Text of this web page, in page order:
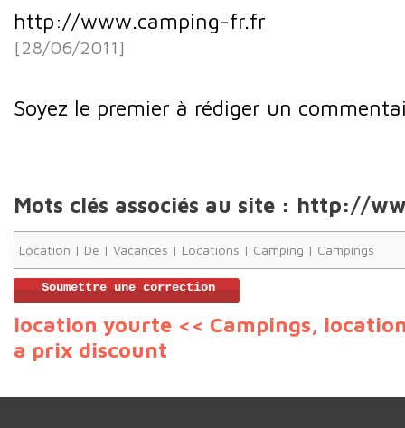
http://www.camping-fr.fr
[28/06/2011]
Soyez le premier à rédiger un
Mots clés associés au site : http://
Location | De | Vacances | Locations | Camping | Campings
Soumettre une correction
location yourte << Campings,
a prix discount